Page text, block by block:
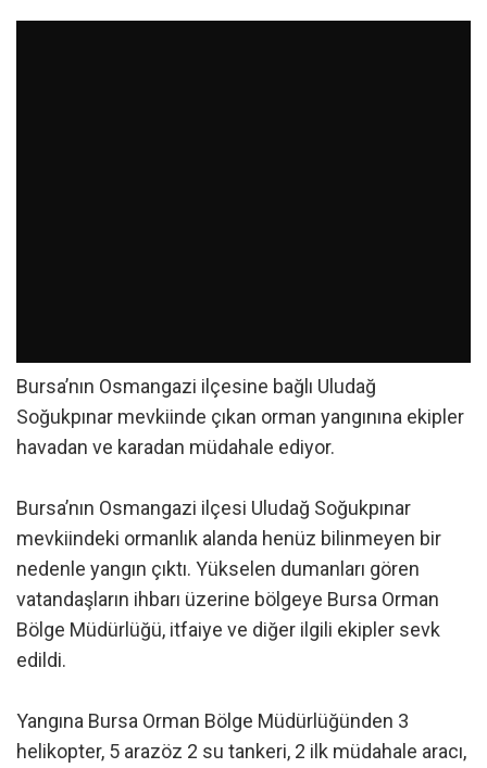
Bursa’nın Osmangazi ilçesine bağlı Uludağ
Soğukpınar mevkiinde çıkan orman yangınına ekipler
havadan ve karadan müdahale ediyor.
Bursa’nın Osmangazi ilçesi Uludağ Soğukpınar
mevkiindeki ormanlık alanda henüz bilinmeyen bir
nedenle yangın çıktı. Yükselen dumanları gören
vatandaşların ihbarı üzerine bölgeye Bursa Orman
Bölge Müdürlüğü, itfaiye ve diğer ilgili ekipler sevk
edildi.
Yangına Bursa Orman Bölge Müdürlüğünden 3
helikopter, 5 arazöz 2 su tankeri, 2 ilk müdahale aracı,